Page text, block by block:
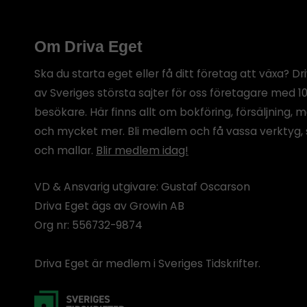
Om Driva Eget
Ska du starta eget eller få ditt företag att växa?
av Sveriges största sajter för oss företagare med
besökare. Här finns allt om bokföring, försäljning,
och mycket mer. Bli medlem och få vassa
och mallar. Blir medlem idag!
VD & Ansvarig utgivare: Gustaf Oscarson
Driva Eget ägs av Growin AB
Org nr: 556732-9874
Driva Eget är medlem i Sveriges Tidskrifter.